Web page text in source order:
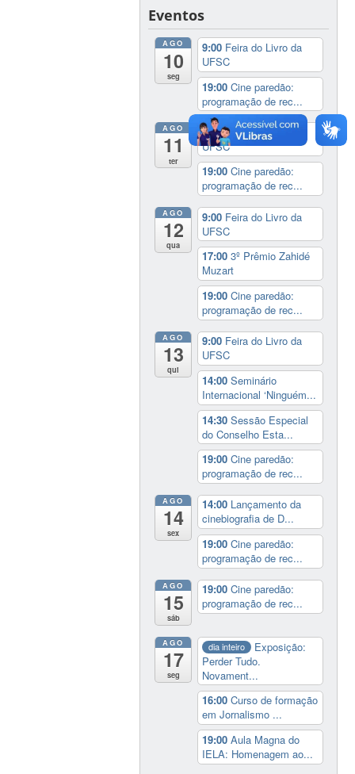
Eventos
AGO
10
seg
9:00 Feira do Livro da
UFSC
19:00Cine paredão:
programação de rec...
AGO
11
ter
9:00Feira do Livro da
UFSC
19:00Cine paredão:
programação de rec...
AGO
12
qua
9:00 Feira do Livro da
UFSC
17:003º Prêmio Zahidé
Muzart
19:00Cine paredão:
programação de rec...
AGO
13
qui
9:00 Feira do Livro da
UFSC
14:00Seminário
Internacional ‘Ninguém...
14:30Sessão Especial
do Conselho Esta...
19:00Cine paredão:
programação de rec...
AGO
14
sex
14:00 Lançamento da
cinebiografia de D...
19:00Cine paredão:
programação de rec...
AGO
15
sáb
19:00Cine paredão:
programação de rec...
AGO
17
seg
dia inteiro
Exposição:
Perder Tudo.
Novament...
16:00Curso de formação
em Jornalismo ...
19:00Aula Magna do
IELA: Homenagem ao...